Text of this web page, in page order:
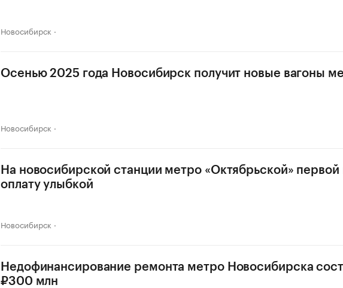
Новосибирск
Осенью 2025 года Новосибирск получит новые вагоны
Новосибирск
На новосибирской станции метро «Октябрьской» первой
оплату улыбкой
Новосибирск
Недофинансирование ремонта метро Новосибирска
₽300 млн